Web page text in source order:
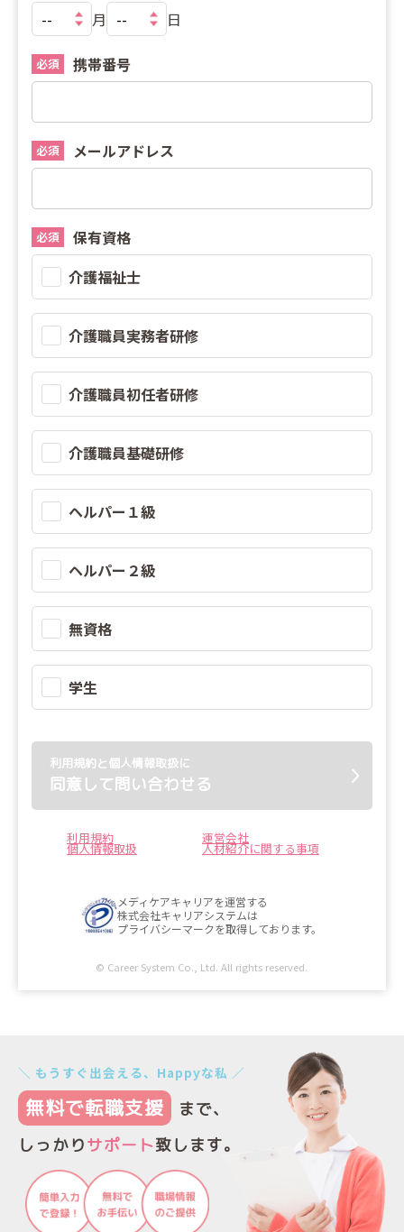
月
日
必須 携帯番号
必須 メールアドレス
必須
保有資格
介護福祉士
介護職員実務者研修
介護職員初任者研修
介護職員基礎研修
ヘルパー１級
ヘルパー２級
無資格
学生
利用規約と個人情報取扱に
同意して問い合わせる
利用規約 運営会社
個人情報取扱 人材紹介に関する事項
メディケアキャリアを運営する
株式会社キャリアシステムは
プライバシーマークを取得しております。
© Career System Co., Ltd. All rights reserved.
＼ もうすぐ出会える、Happyな私 ／
無料で転職支援
まで、
しっかりサポート致します。